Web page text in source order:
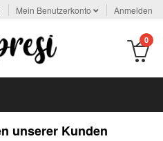
Mein Benutzerkonto Anmelden
0
unserer Kunden